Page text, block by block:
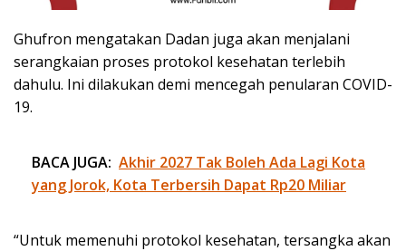
Ghufron mengatakan Dadan juga akan menjalani
serangkaian proses protokol kesehatan terlebih
dahulu. Ini dilakukan demi mencegah penularan COVID-
19.
BACA JUGA: Akhir 2027 Tak Boleh Ada Lagi Kota
yang Jorok, Kota Terbersih Dapat Rp20 Miliar
“Untuk memenuhi protokol kesehatan, tersangka akan